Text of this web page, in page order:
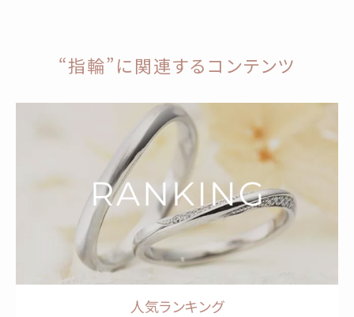
“指輪”に関連するコンテンツ
人気ランキング